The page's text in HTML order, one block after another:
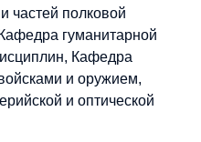
частей полковой
гуманитарной
Кафедра
и оружием,
и оптической